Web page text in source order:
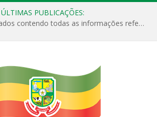
ÚLTIMAS PUBLICAÇÕES:
Relatórios Detalhados contendo todas as informações referentes a execução de recursos destinados ao fomento de projetos culturais no Município de Jacundá entre os anos de 2022 ao presente ano de 2026.